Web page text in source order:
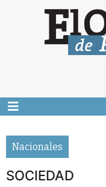
Nacionales
SOCIEDAD